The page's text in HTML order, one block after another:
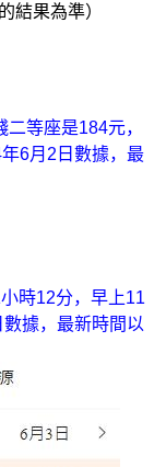
結果為準）
等座是184元，
6月2日數據，最
時12分，早上11
據，最新時間以